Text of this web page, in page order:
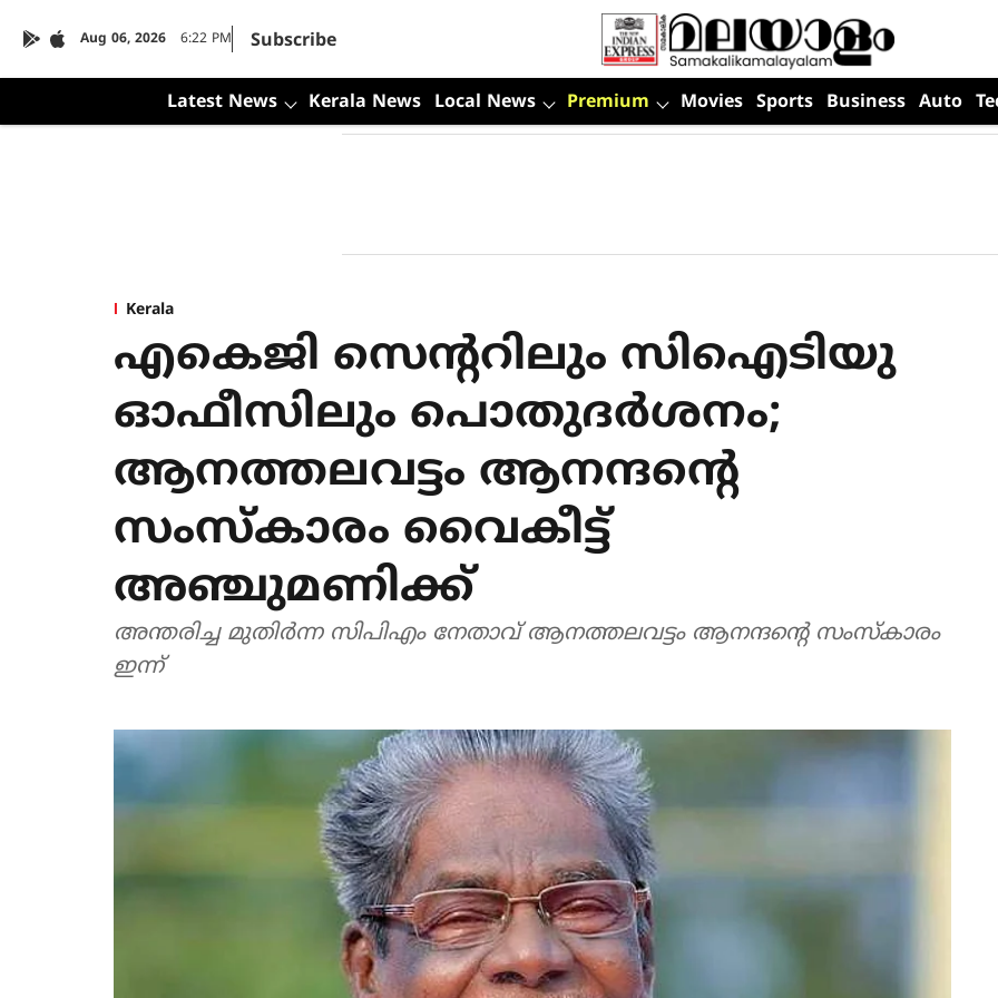
Aug 06, 2026 6:22 PM Subscribe
Latest News Kerala News Local News Premium Movies Sports Business Auto
Kerala
എകെജി സെന്ററിലും സിഐടിയു
ഓഫീസിലും പൊതുദര്‍ശനം;
ആനത്തലവട്ടം ആനന്ദന്റെ
സംസ്‌കാരം വൈകീട്ട്
അഞ്ചുമണിക്ക്
അന്തരിച്ച മുതിര്‍ന്ന സിപിഎം നേതാവ് ആനത്തലവട്ടം ആനന്ദന്റെ സംസ്‌കാരം
ഇന്ന്